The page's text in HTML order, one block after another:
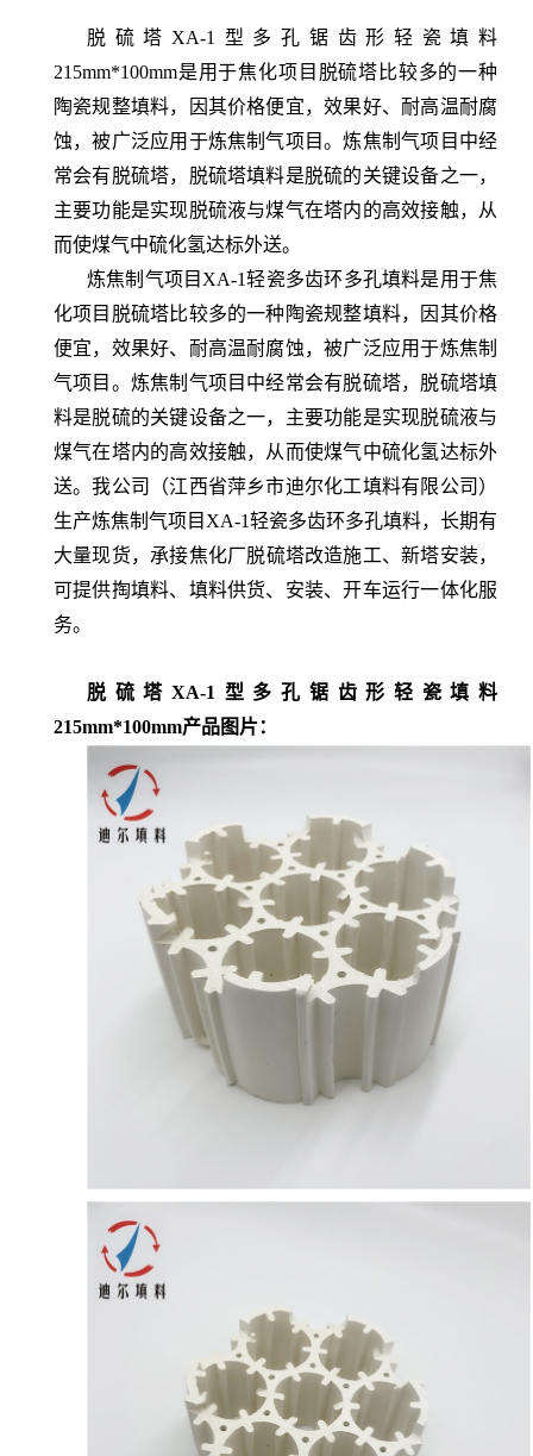
脱硫塔XA-1型多孔锯齿形轻瓷填料
215mm*100mm是用于焦化项目脱硫塔比较多的一种
陶瓷规整填料，因其价格便宜，效果好、耐高温耐腐
蚀，被广泛应用于炼焦制气项目。炼焦制气项目中经
常会有脱硫塔，脱硫塔填料是脱硫的关键设备之一，
主要功能是实现脱硫液与煤气在塔内的高效接触，从
而使煤气中硫化氢达标外送。
炼焦制气项目XA-1轻瓷多齿环多孔填料是用于焦
化项目脱硫塔比较多的一种陶瓷规整填料，因其价格
便宜，效果好、耐高温耐腐蚀，被广泛应用于炼焦制
气项目。炼焦制气项目中经常会有脱硫塔，脱硫塔填
料是脱硫的关键设备之一，主要功能是实现脱硫液与
煤气在塔内的高效接触，从而使煤气中硫化氢达标外
送。我公司（江西省萍乡市迪尔化工填料有限公司）
生产炼焦制气项目XA-1轻瓷多齿环多孔填料，长期有
大量现货， 承接焦化厂脱硫塔改造施工、新塔安装，
可提供掏填料、填料供货、安装、开车运行一体化服
务。
脱硫塔XA-1型多孔锯齿形轻瓷填料
215mm*100mm产品图片：